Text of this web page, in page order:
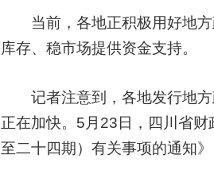
当前，各地正积极用好地方
库存、稳市场提供资金支持。
记者注意到，各地发行地方
正在加快。5月23日，四川省
至二十四期）有关事项的通知